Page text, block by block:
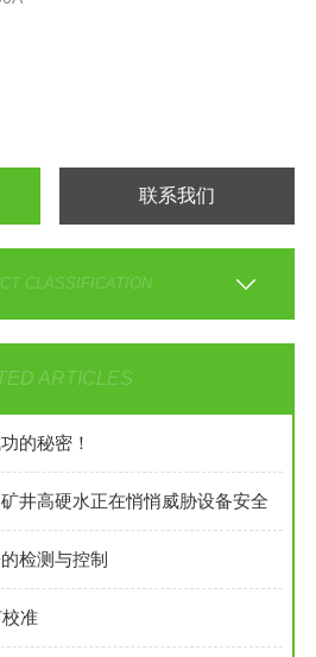
联系我们
CLASSIFICATION
ARTICLES
的秘密！
井高硬水正在悄悄威胁设备安全
检测与控制
准